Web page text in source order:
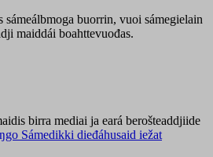
sámeálbmoga buorrin, vuoi sámegielain
maiddái boahttevuođas.
birra mediai ja eará berošteaddjiide
Sámedikki dieđáhusaid iežat